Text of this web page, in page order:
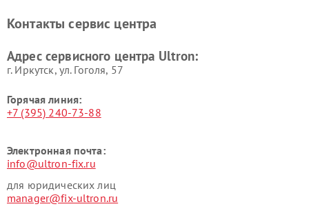
Контакты сервис центра
Адрес сервисного центра Ultron:
г. Иркутск, ул. ​Гоголя, 57
Горячая линия:
+7 (395) 240-73-88
Электронная почта:
info@ultron-fix.ru
для юридических лиц
manager@fix-ultron.ru